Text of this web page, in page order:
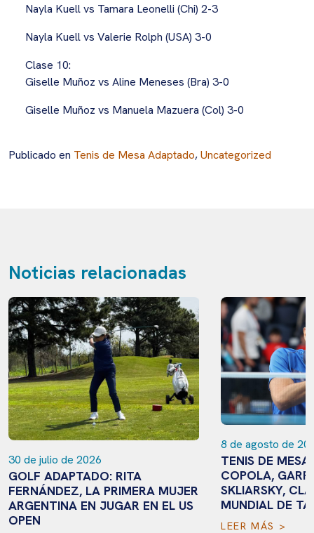
Nayla Kuell vs Tamara Leonelli (Chi) 2-3
Nayla Kuell vs Valerie Rolph (USA) 3-0
Clase 10:
Giselle Muñoz vs Aline Meneses (Bra) 3-0
Giselle Muñoz vs Manuela Mazuera (Col) 3-0
Publicado en Tenis de Mesa Adaptado,Uncategorized
Noticias relacionadas
30 de julio de 2026
GOLF ADAPTADO: RITA
FERNÁNDEZ, LA PRIMERA MUJER
ARGENTINA EN JUGAR EN EL US
OPEN
8 de agosto de
TENIS DE
COPOLA,
SKLIARSKY,
MUNDIAL DE
LEER MÁS >